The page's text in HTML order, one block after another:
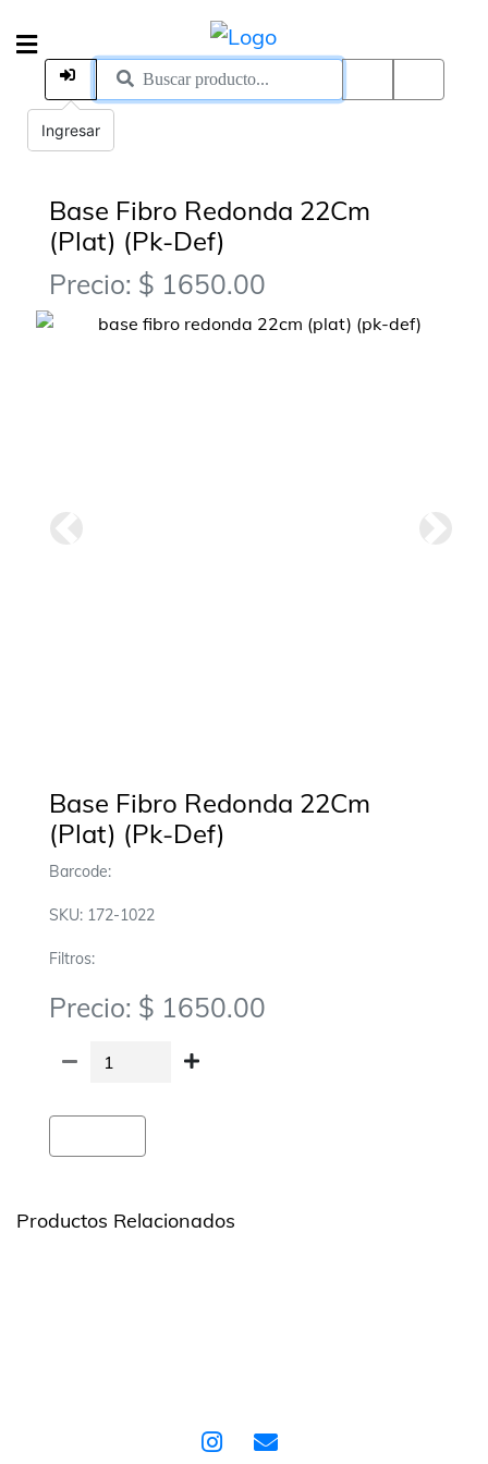
Base Fibro Redonda 22Cm
(Plat) (Pk-Def)
Precio: $ 1650.00
Base Fibro Redonda 22Cm
(Plat) (Pk-Def)
Barcode:
SKU: 172-1022
Filtros:
Precio: $ 1650.00
Productos Relacionados
Ingresar